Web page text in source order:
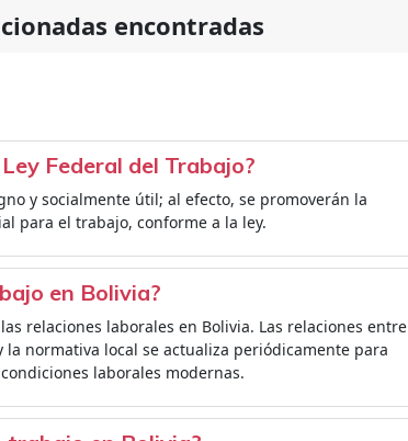
encontradas
Federal del Trabajo?
y socialmente útil; al efecto, se promoverán la
para el trabajo, conforme a la ley.
en Bolivia?
relaciones laborales en Bolivia. Las relaciones entre
normativa local se actualiza periódicamente para
laborales modernas.